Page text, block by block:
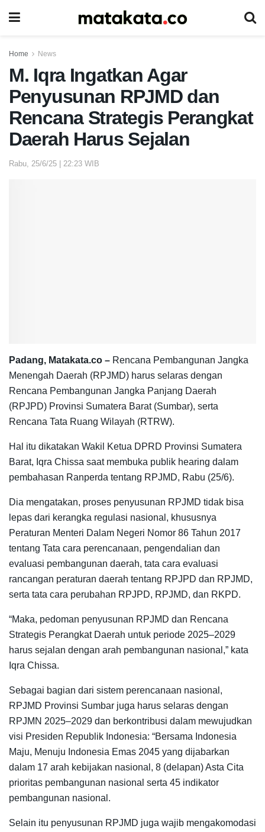
Home News
M. Iqra Ingatkan Agar
Penyusunan RPJMD dan
Rencana Strategis Perangkat
Daerah Harus Sejalan
Rabu, 25/6/25 | 22:23 WIB
Padang, Matakata.co – Rencana Pembangunan Jangka
Menengah Daerah (RPJMD) harus selaras dengan
Rencana Pembangunan Jangka Panjang Daerah
(RPJPD) Provinsi Sumatera Barat (Sumbar), serta
Rencana Tata Ruang Wilayah (RTRW).
Hal itu dikatakan Wakil Ketua DPRD Provinsi Sumatera
Barat, Iqra Chissa saat membuka publik hearing dalam
pembahasan Ranperda tentang RPJMD, Rabu (25/6).
Dia mengatakan, proses penyusunan RPJMD tidak bisa
lepas dari kerangka regulasi nasional, khususnya
Peraturan Menteri Dalam Negeri Nomor 86 Tahun 2017
tentang Tata cara perencanaan, pengendalian dan
evaluasi pembangunan daerah, tata cara evaluasi
rancangan peraturan daerah tentang RPJPD dan RPJMD,
serta tata cara perubahan RPJPD, RPJMD, dan RKPD.
“Maka, pedoman penyusunan RPJMD dan Rencana
Strategis Perangkat Daerah untuk periode 2025–2029
harus sejalan dengan arah pembangunan nasional,” kata
Iqra Chissa.
Sebagai bagian dari sistem perencanaan nasional,
RPJMD Provinsi Sumbar juga harus selaras dengan
RPJMN 2025–2029 dan berkontribusi dalam mewujudkan
visi Presiden Republik Indonesia: “Bersama Indonesia
Maju, Menuju Indonesia Emas 2045 yang dijabarkan
dalam 17 arah kebijakan nasional, 8 (delapan) Asta Cita
prioritas pembangunan nasional serta 45 indikator
pembangunan nasional.
Selain itu penyusunan RPJMD juga wajib mengakomodasi